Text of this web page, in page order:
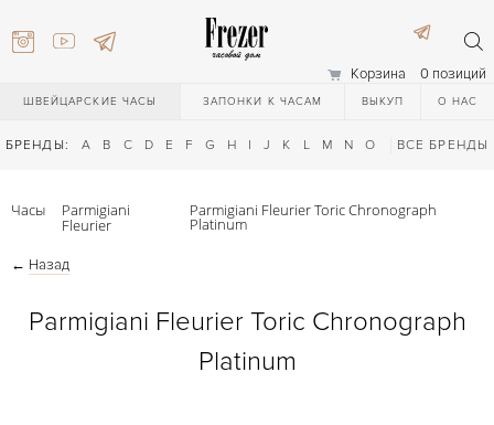
Корзина 0 позиций
ШВЕЙЦАРСКИЕ ЧАСЫ ЗАПОНКИ К ЧАСАМ ВЫКУП О НАС
БРЕНДЫ: A B C D E F G H I J K L M N O Q R S T
ВСЕ БРЕНДЫ
Часы Parmigiani
Fleurier
Parmigiani Fleurier Toric Chronograph
Platinum
← Назад
Parmigiani Fleurier Toric Chronograph
Platinum